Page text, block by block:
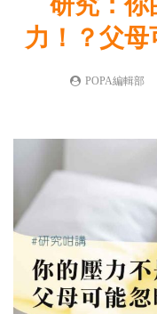
力！？父
POPA編輯部